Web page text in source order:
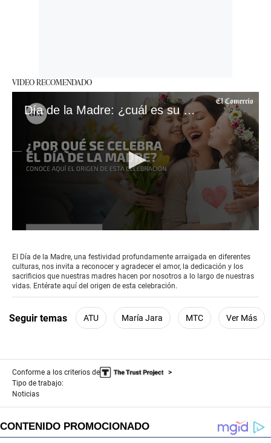
VIDEO RECOMENDADO
Día de la Madre: ¿cuál es su origen y por qué no se celebra el mismo día en todo el mundo?
of
2
minutes,
33
El Día de la Madre, una festividad profundamente arraigada en diferentes
culturas, nos invita a reconocer y agradecer el amor, la dedicación y los
sacrificios que nuestras madres hacen por nosotros a lo largo de nuestras
vidas. Entérate aquí del origen de esta celebración.
Seguir temas ATU María Jara MTC Ver Más
Conforme a los criterios de
Tipo de trabajo:
Noticias